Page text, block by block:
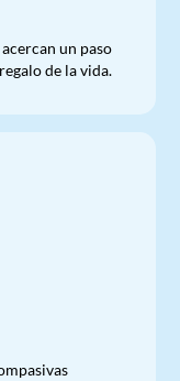
un paso
de la vida.